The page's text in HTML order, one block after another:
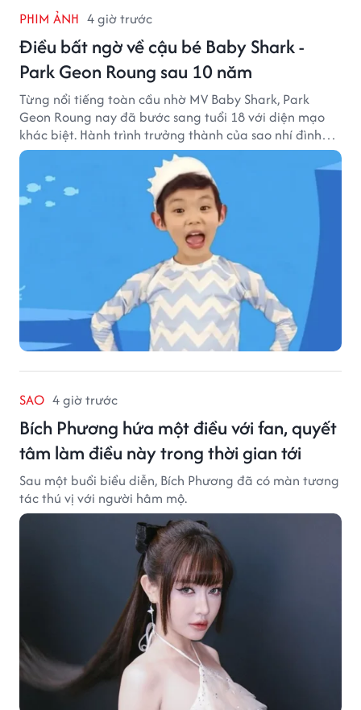
PHIM ẢNH 4 giờ trước
Điều bất ngờ về cậu bé Baby Shark -
Park Geon Roung sau 10 năm
Từng nổi tiếng toàn cầu nhờ MV Baby Shark, Park
Geon Roung nay đã bước sang tuổi 18 với diện mạo
khác biệt. Hành trình trưởng thành của sao nhí đình
đám một thời đang thu hút sự quan tâm của nhiều
SAO 4 giờ trước
Bích Phương hứa một điều với fan, quyết
tâm làm điều này trong thời gian tới
Sau một buổi biểu diễn, Bích Phương đã có màn tương
tác thú vị với người hâm mộ.